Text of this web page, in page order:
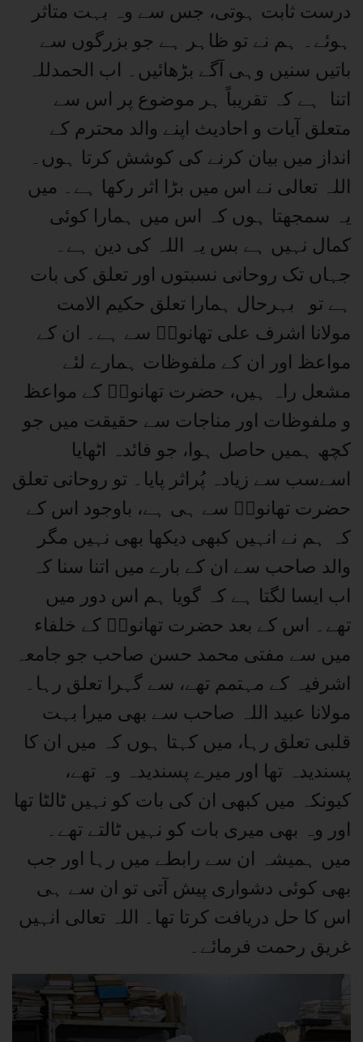
درست ثابت ہوتی، جس سے وہ بہت متاثر
ہوئے۔ ہم نے تو ظاہر ہے جو بزرگوں سے
باتیں سنیں وہی آگے بڑھائیں۔ اب الحمدللہ
اتنا ہے کہ تقریباً ہر موضوع پر اس سے
متعلق آیات و احادیث اپنے والد محترم کے
انداز میں بیان کرنے کی کوشش کرتا ہوں۔
اللہ تعالی نے اس میں بڑا اثر رکھا ہے۔ میں
یہ سمجھتا ہوں کہ اس میں ہمارا کوئی
کمال نہیں ہے بس یہ اللہ کی دین ہے۔
جہاں تک روحانی نسبتوں اور تعلق کی بات
ہے تو بہرحال ہمارا تعلق حکیم الامت
مولانا اشرف علی تھانویؒ سے ہے۔ ان کے
مواعظ اور ان کے ملفوظات ہمارے لئے
مشعل راہ ہیں، حضرت تھانویؒ کے مواعظ
و ملفوظات اور مناجات سے حقیقت میں جو
کچھ ہمیں حاصل ہوا، جو فائدہ اٹھایا
اسےسب سے زیادہ پُراثر پایا۔ تو روحانی تعلق
حضرت تھانویؒ سے ہی ہے، باوجود اس کے
کہ ہم نے انہیں کبھی دیکھا بھی نہیں مگر
والد صاحب سے ان کے بارے میں اتنا سنا کہ
اب ایسا لگتا ہے کہ گویا ہم اس دور میں
تھے۔ اس کے بعد حضرت تھانویؒ کے خلفاء
میں سے مفتی محمد حسن صاحب جو جامعہ
اشرفیہ کے مہتمم تھے، سے گہرا تعلق رہا۔
مولانا عبید اللہ صاحب سے بھی میرا بہت
قلبی تعلق رہا، میں کہتا ہوں کہ میں ان کا
پسندیدہ تھا اور میرے پسندیدہ وہ تھے،
کیونکہ میں کبھی ان کی بات کو نہیں ٹالٹا تھا
اور وہ بھی میری بات کو نہیں ٹالتے تھے۔
میں ہمیشہ ان سے رابطے میں رہا اور جب
بھی کوئی دشواری پیش آتی تو ان سے ہی
اس کا حل دریافت کرتا تھا۔ اللہ تعالی انہیں
غریق رحمت فرمائے۔